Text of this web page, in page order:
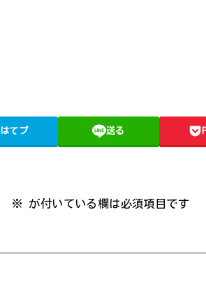
はてブ 送る
※ が付いている欄は必須項目です